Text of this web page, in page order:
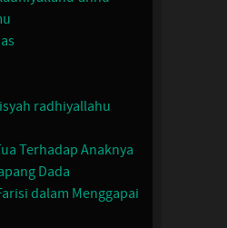
radhiyallahu
Terhadap Anaknya
Dada
dalam Menggapai